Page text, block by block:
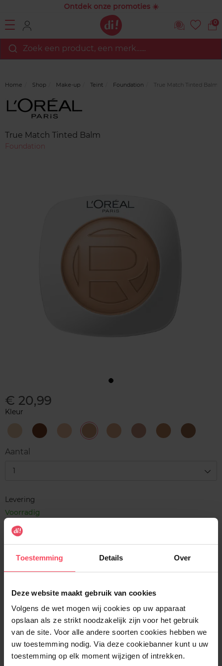
Toestemming Details Over
Deze website maakt gebruik van cookies
Volgens de wet mogen wij cookies op uw apparaat
opslaan als ze strikt noodzakelijk zijn voor het gebruik
van de site. Voor alle andere soorten cookies hebben we
uw toestemming nodig. Via deze cookiebanner kunt u uw
toestemming op elk moment wijzigen of intrekken.
Ontdek onze promoties ☀️
0
Zoek een product, een merk…...
Home Shop Make-up Teint Foundation True Match Tinted Balm
Merk
True Match Tinted Balm
Foundation
€ 20,99
Kleur
Very
Light
10
-
2.5
- - - - - -
Aantal
1
Levering
Voorradig
Gratis levering bij aankoop van min. 35€.
Gratis retour in je winkelpunt
Verzending binnen 24u
Beschrijving